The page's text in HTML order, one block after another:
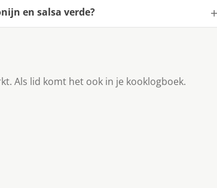
en salsa verde?
Als lid komt het ook in je kooklogboek.